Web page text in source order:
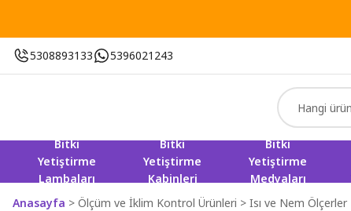
5308893133 5396021243
Bitki
Yetiştirme
Lambaları
Bitki
Yetiştirme
Kabinleri
Bitki
Yetiştirme
Medyaları
Anasayfa
Ölçüm ve İklim Kontrol Ürünleri Isı ve Nem Ölçerler